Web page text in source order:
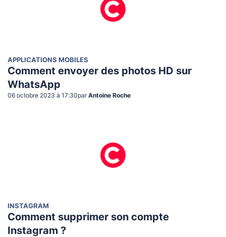
APPLICATIONS MOBILES
Comment envoyer des photos HD sur
WhatsApp
06 octobre 2023 à 17:30par Antoine Roche
INSTAGRAM
Comment supprimer son compte
Instagram ?